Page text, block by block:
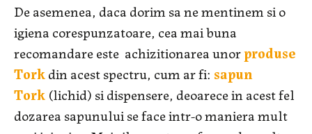
De asemenea, daca dorim sa ne mentinem si o
igiena corespunzatoare, cea mai buna
recomandare este achizitionarea unorproduse
Torkdin acest spectru, cum ar fi: sapun
Tork (lichid) si dispensere, deoarece in acest fel
dozarea sapunului se face intr-o maniera mult